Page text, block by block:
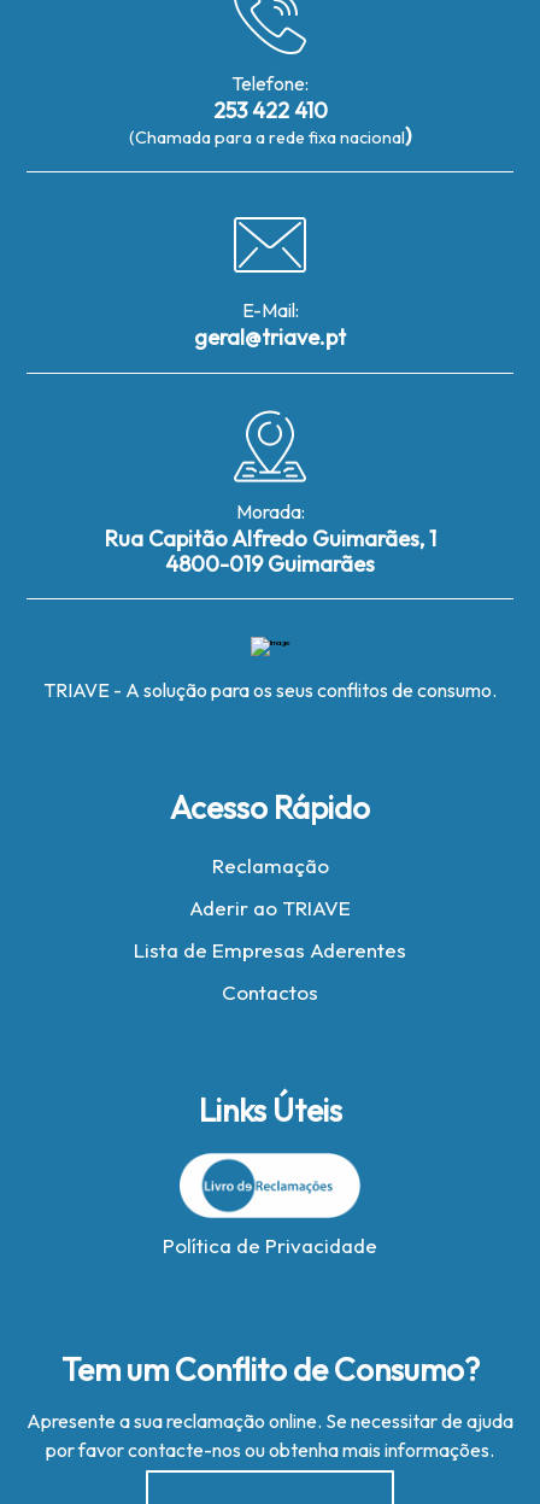
Telefone:
253 422 410
(Chamada para a rede fixa nacional)
E-Mail:
geral@triave.pt
Morada:
Rua Capitão Alfredo Guimarães, 1
4800-019 Guimarães
TRIAVE - A solução para os seus conflitos de consumo.
Acesso Rápido
Reclamação
Aderir ao TRIAVE
Lista de Empresas Aderentes
Contactos
Links Úteis
Política de Privacidade
Tem um Conflito de Consumo?
Apresente a sua reclamação online. Se necessitar de ajuda
por favor contacte-nos ou obtenha mais informações.